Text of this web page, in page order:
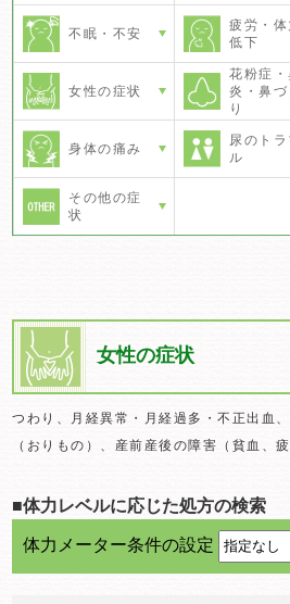
不眠・不安
疲労・体
低下
女性の症状
花粉症・
炎・鼻づ
り
身体の痛み
尿のトラ
ル
その他の症
状
女性の症状
つわり、月経異常・月経過多・不正出血
（おりもの）、産前産後の障害（貧血、
■体力レベルに応じた処方の検索
体力メーター条件の設定